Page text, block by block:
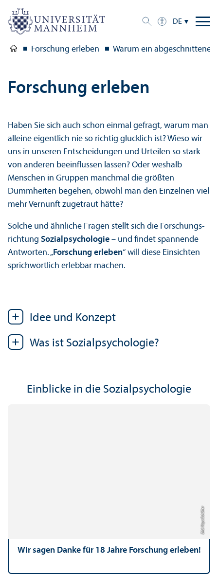
DE
Forschung erleben Warum ein abgeschnittenes
Forschung erleben
Haben Sie sich auch schon einmal gefragt, warum man
alleine eigentlich nie so richtig glücklich ist? Wieso wir
uns in unseren Entscheidungen und Urteilen so stark
von anderen beeinflussen lassen? Oder weshalb
Menschen in Gruppen manchmal die größten
Dummheiten begehen, obwohl man den Einzelnen viel
mehr Vernunft zugetraut hätte?
Solche und ähnliche Fragen stellt sich die Forschungs­
richtung Sozialpsychologie – und findet spannende
Antworten. „Forschung erleben“ will diese Einsichten
sprichwörtlich erlebbar machen.
Idee und Konzept
Was ist Sozialpsychologie?
Einblicke in die Sozialpsychologie
Bild: Kaya Schöller
Wir sagen Danke für 18 Jahre Forschung erleben!